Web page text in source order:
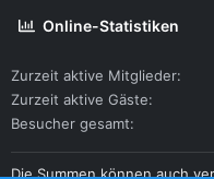
Online-Statistiken
Zurzeit aktive Mitglieder
Zurzeit aktive Gäste
Besucher gesamt
Die Summen können auch